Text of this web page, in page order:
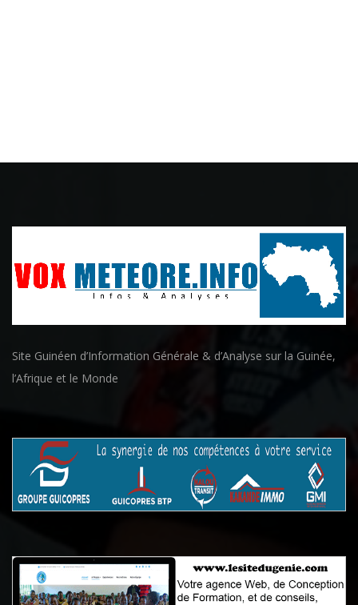
Site Guinéen d’Information Générale & d’Analyse sur la Guinée,
l’Afrique et le Monde